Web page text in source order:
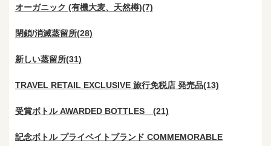
オーガニック (有機大麦、天然樽)(7)
閉鎖/消滅蒸留所(28)
新しい蒸留所(31)
TRAVEL RETAIL EXCLUSIVE 旅行免税店 発売品(13)
受賞ボトル AWARDED BOTTLES (21)
記念ボトル プライベイトブランド COMMEMORABLE